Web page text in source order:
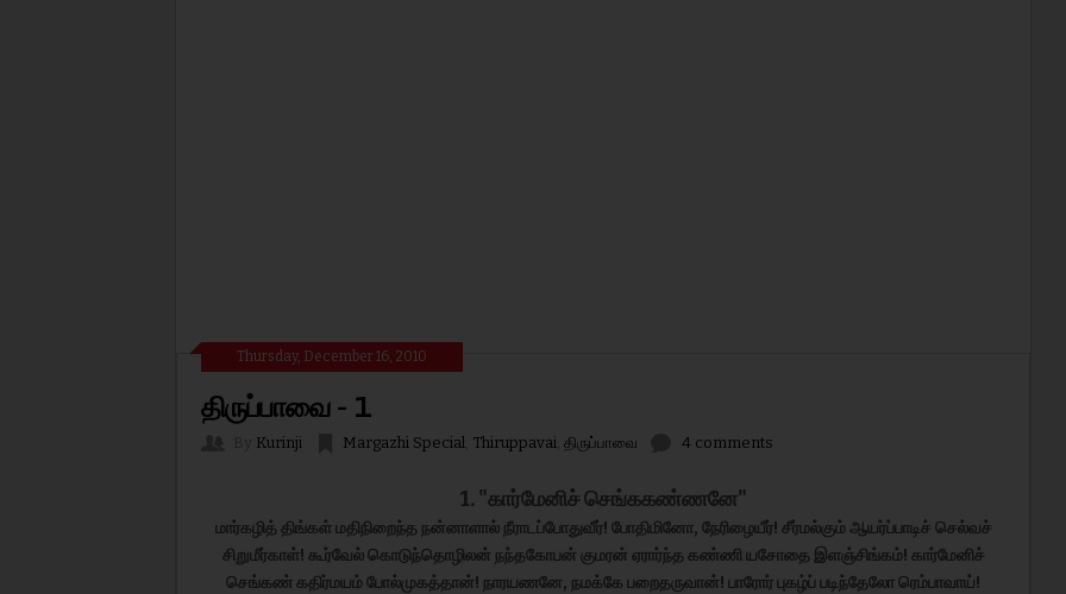
Thursday, December 16, 2010
திருப்பாவை - 1
Kurinji Margazhi Special Thiruppavai திருப்பாவை 4 comments
1. "கார்மேனிச்செங்ககண்ணனே"
மார்கழித் திங்கள்மதிநிறைந்த நன்னாளால் நீராடப்போதுவீர்! போதிமினோ, நேரிழையீர்! சீர்மல்கும்ஆயர்ப்பாடிச் செல்வச்
சிறுமீர்காள்! கூர்வேல்கொடுந்தொழிலன் நந்தகோபன் குமரன் ஏரார்ந்த கண்ணியசோதை இளஞ்சிங்கம்! கார்மேனிச்
செங்கண்கதிர்மயம்போல்முகத்தான்! நாரயணனே, நமக்கே பறைதருவான்! பாரோர்புகழ்ப் படிந்தேலோரெம்பாவாய்!